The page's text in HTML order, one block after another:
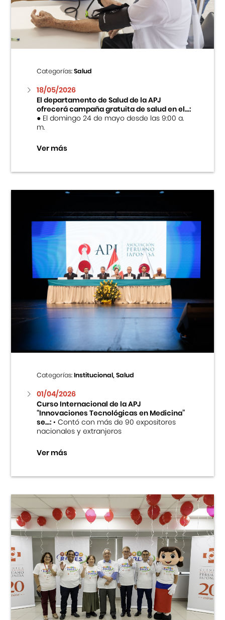
Centro Cultural Peruano Japonés
Museo de la Inmigración Japonesa
Fondo Editorial
Teatro Peruano Japonés
Categorías:Salud
18/05/2026
El departamento de Salud de la APJ
ofrecerá campaña gratuita de salud en el...:
● El domingo 24 de mayo desde las 9:00 a.
m.
Ver más
Categorías:Institucional, Salud
01/04/2026
Curso Internacional de la APJ
“Innovaciones Tecnológicas en Medicina”
se...:• Contó con más de 90 expositores
nacionales y extranjeros
Ver más